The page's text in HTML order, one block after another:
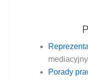
Pora­dy